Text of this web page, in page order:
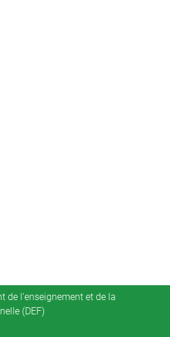
de l’enseignement et de la
(DEF)